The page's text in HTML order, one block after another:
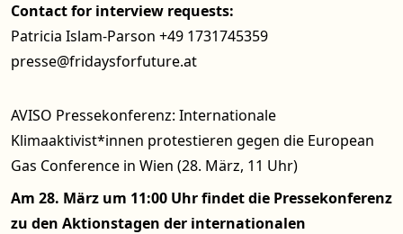
Contact for interview requests:
Patricia Islam-Parson +49 1731745359
presse@fridaysforfuture.at
AVISO Pressekonferenz: Internationale
Klimaaktivist*innen protestieren gegen die European
Gas Conference in Wien (28. März, 11 Uhr)
Am 28. März um 11:00 Uhr findet die Pressekonferenz
zu den Aktionstagen der internationalen